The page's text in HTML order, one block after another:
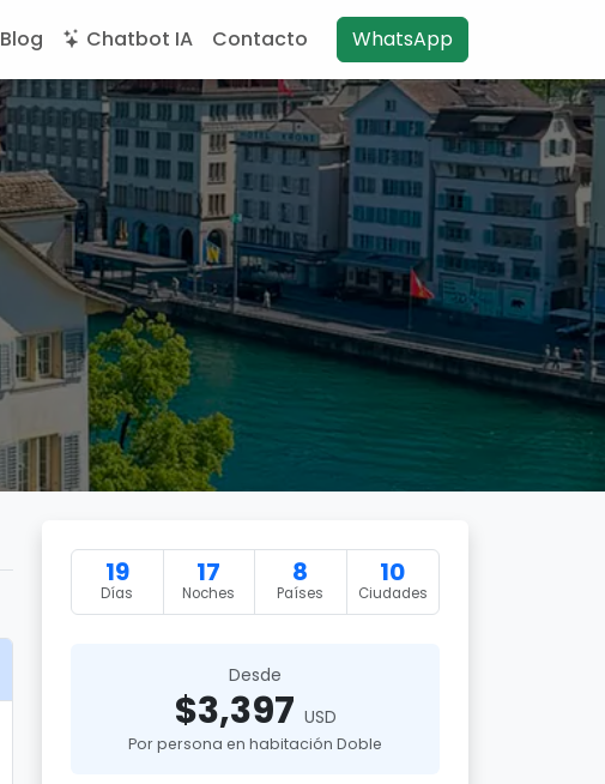
Blog Chatbot IA Contacto WhatsApp
19
Días
17
Noches
8
Países
10
Ciudades
Desde
$3,397 USD
Por persona en habitación Doble